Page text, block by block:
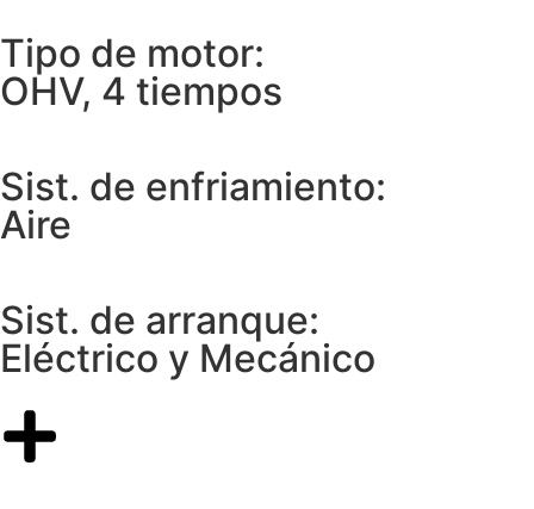
Tipo de motor:
OHV, 4 tiempos
Sist. de enfriamiento:
Aire
Sist. de arranque:
Eléctrico y Mecánico